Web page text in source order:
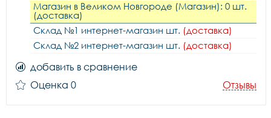
Магазин в Великом Новгороде (Магазин): 0 шт.
(доставка)
Склад №1 интернет-магазин шт. (доставка)
Склад №2 интернет-магазин шт. (доставка)
добавить в сравнение
Оценка 0
Отзывы